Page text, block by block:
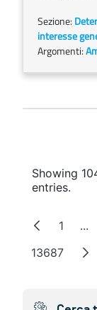
Sezione:
interesse
Argomenti:
Showing
entries.
Page
1 ...
Page
13687